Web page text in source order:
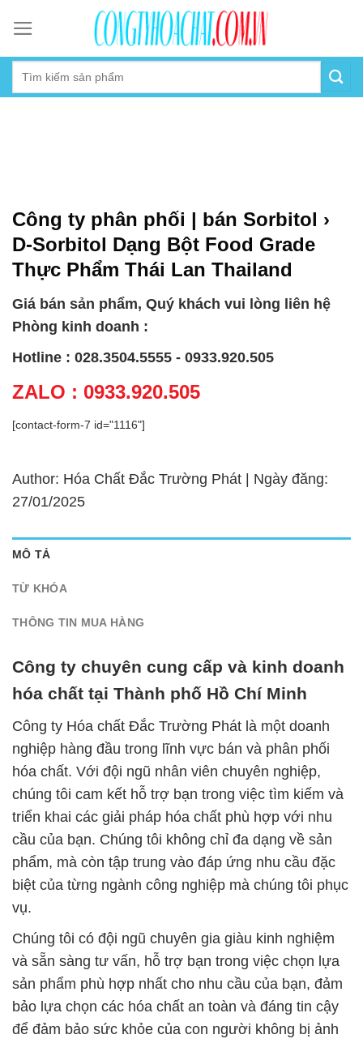
content
Công ty phân phối | bán Sorbitol ›
D-Sorbitol Dạng Bột Food Grade
Thực Phẩm Thái Lan Thailand
Giá bán sản phẩm, Quý khách vui lòng liên hệ
Phòng kinh doanh :
Hotline : 028.3504.5555 - 0933.920.505
ZALO : 0933.920.505
[contact-form-7 id="1116"]
Author: Hóa Chất Đắc Trường Phát | Ngày đăng:
27/01/2025
MÔ TẢ
TỪ KHÓA
THÔNG TIN MUA HÀNG
Công ty chuyên cung cấp và kinh doanh
hóa chất tại Thành phố Hồ Chí Minh
Công ty Hóa chất Đắc Trường Phát là một doanh
nghiệp hàng đầu trong lĩnh vực bán và phân phối
hóa chất. Với đội ngũ nhân viên chuyên nghiệp,
chúng tôi cam kết hỗ trợ bạn trong việc tìm kiếm và
triển khai các giải pháp hóa chất phù hợp với nhu
cầu của bạn. Chúng tôi không chỉ đa dạng về sản
phẩm, mà còn tập trung vào đáp ứng nhu cầu đặc
biệt của từng ngành công nghiệp mà chúng tôi phục
vụ.
Chúng tôi có đội ngũ chuyên gia giàu kinh nghiệm
và sẵn sàng tư vấn, hỗ trợ bạn trong việc chọn lựa
sản phẩm phù hợp nhất cho nhu cầu của bạn, đảm
bảo lựa chọn các hóa chất an toàn và đáng tin cậy
để đảm bảo sức khỏe của con người không bị ảnh